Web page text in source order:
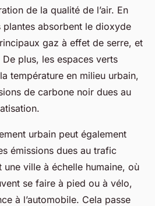
de la qualité de l’air. En
absorbent le dioxyde
gaz à effet de serre, et
plus, les espaces verts
température en milieu urbain,
de carbone noir dues au
urbain peut également
émissions dues au trafic
ville à échelle humaine, où
se faire à pied ou à vélo,
à l’automobile. Cela passe